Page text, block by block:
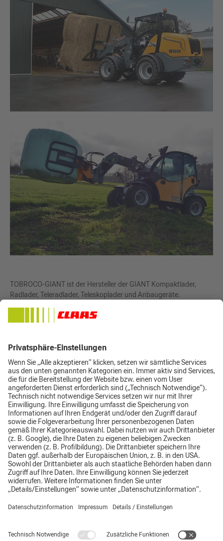
TOBROCO-GIANT ist der Hersteller der GIANT Kompaktlader,
Radlader, Teleradlader, Teleskoplader und Anbaugeräte.
Die GIANT's werden in einer Fabrik in Oisterwijk (Niederlande)
von 20 bis 76 PS (15 bis 55,6 kW) und einem Betriebsgewicht von
750 bis 5.500kg.
...hier gehts zu GIANThttps://www.tobroco-giant.com/de/